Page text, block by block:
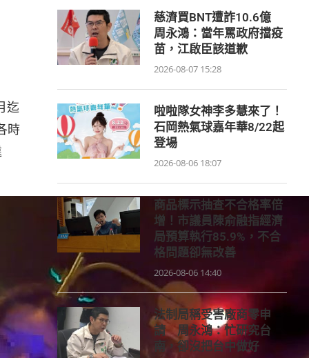
迄
時
慈濟買BNT遭詐10.6億
周永鴻：當年罵政府擋疫
苗，江啟臣該道歉
2026-08-07 15:28
啦啦隊女神李多慧來了！
石岡熱氣球嘉年華8/22起
登場
2026-08-06 18:07
商品標示抽查不合格率倍
增！市議員陳俞融指經濟
局預算執行85.9%，不合
格問題卻無改善
2026-08-06 14:40
法制局稱受害廠商零申
請 周永鴻：忙研究台
南，卻沒把台中做好